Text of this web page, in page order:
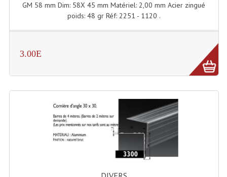
Machines À Brouillard
Machines À Bulles
Machines À Effet Brouillard
Machines À Fumée Lourde
GM 58 mm Dim: 58X 45 mm Matériel: 2,00 mm Acier zingué
poids: 48 gr Réf: 2251 - 1120 .
3.00E